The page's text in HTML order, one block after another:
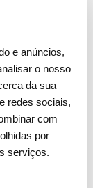
e anúncios,
o nosso
da sua
redes sociais,
com
por
serviços.
e a S&P.
área
de 7.800
818 mil as
1.923
limpa de faixas
viria a ser